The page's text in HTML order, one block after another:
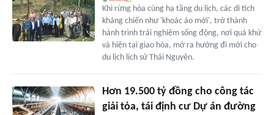
Khi rừng hòa cùng hạ tầng du lịch, các di tích
kháng chiến như 'khoác áo mới', trở thành
hành trình trải nghiệm sống động, nơi quá khứ
và hiện tại giao hòa, mở ra hướng đi mới cho
du lịch lịch sử Thái Nguyên.
Hơn 19.500 tỷ đồng cho công tác
giải tỏa, tái định cư Dự án đường